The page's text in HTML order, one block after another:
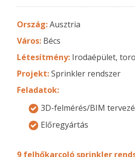
Ország:Ausztria
Város: Bécs
Létesítmény: Irodaépület,
Projekt:Sprinkler rendszer
Feladatok:
3D-felmérés/BIM
Előregyártás
9 felhőkarcoló sprinkler